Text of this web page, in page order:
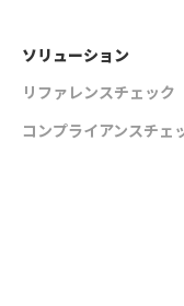
ソリューション
リファレンスチェック
コンプライアンスチェ